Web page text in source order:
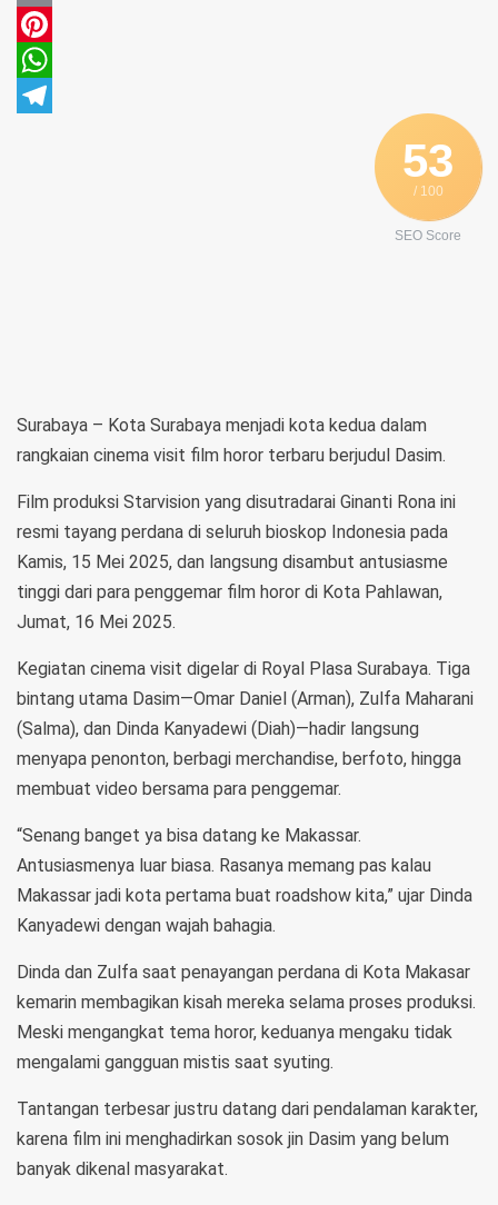
Email
Pinterest
WhatsApp
53
/ 100
SEO Score
Surabaya – Kota Surabaya menjadi kota kedua dalam
rangkaian cinema visit film horor terbaru berjudul Dasim.
Film produksi Starvision yang disutradarai Ginanti Rona ini
resmi tayang perdana di seluruh bioskop Indonesia pada
Kamis, 15 Mei 2025, dan langsung disambut antusiasme
tinggi dari para penggemar film horor di Kota Pahlawan,
Jumat, 16 Mei 2025.
Kegiatan cinema visit digelar di Royal Plasa Surabaya. Tiga
bintang utama Dasim—Omar Daniel (Arman), Zulfa Maharani
(Salma), dan Dinda Kanyadewi (Diah)—hadir langsung
menyapa penonton, berbagi merchandise, berfoto, hingga
membuat video bersama para penggemar.
“Senang banget ya bisa datang ke Makassar.
Antusiasmenya luar biasa. Rasanya memang pas kalau
Makassar jadi kota pertama buat roadshow kita,” ujar Dinda
Kanyadewi dengan wajah bahagia.
Dinda dan Zulfa saat penayangan perdana di Kota Makasar
kemarin membagikan kisah mereka selama proses produksi.
Meski mengangkat tema horor, keduanya mengaku tidak
mengalami gangguan mistis saat syuting.
Tantangan terbesar justru datang dari pendalaman karakter,
karena film ini menghadirkan sosok jin Dasim yang belum
banyak dikenal masyarakat.